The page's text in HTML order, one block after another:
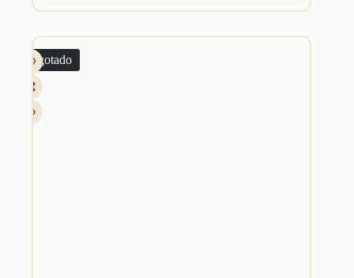
de
R$ 119,99
tem
variantes.
As
opções
podem
ser
escolhidas
Esgotado